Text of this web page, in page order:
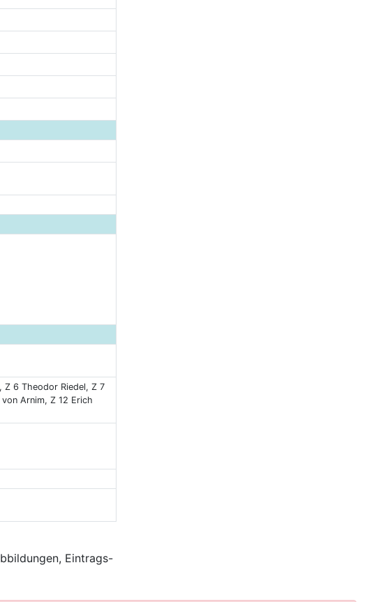
Z 6 Theodor Riedel, Z 7
Arnim, Z 12 Erich
Eintrags-